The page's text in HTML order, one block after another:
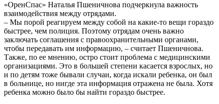
«ОренСпас» Наталья Пшеничнова подчеркнула важность
взаимодействия между отрядами.
– Мы порой реагируем между собой на какие-то вещи гораздо
быстрее, чем полиция. Поэтому отрядам очень важно
заключать соглашения с правоохранительными органами,
чтобы передавать им информацию, – считает Пшеничнова.
Также, по ее мнению, остро стоит проблема с медицинскими
организациями. Это в большей степени касается взрослых, но
и по детям тоже бывали случаи, когда искали ребенка, он был
в больнице, но нигде эта информация отражена не была. Хотя
ребенка можно было бы найти гораздо быстрее.